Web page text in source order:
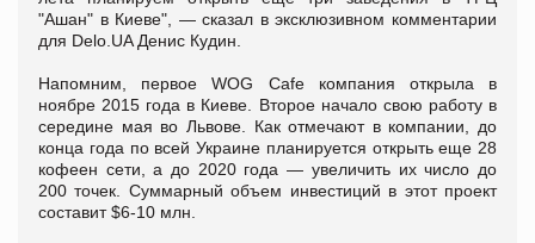
"Ашан" в Киеве", — сказал в эксклюзивном комментарии
для Delo.UA Денис Кудин.
Напомним, первое WOG Cafe компания открыла в
ноябре 2015 года в Киеве. Второе начало свою работу в
середине мая во Львове. Как отмечают в компании, до
конца года по всей Украине планируется открыть еще 28
кофеен сети, а до 2020 года — увеличить их число до
200 точек. Суммарный объем инвестиций в этот проект
составит $6-10 млн.